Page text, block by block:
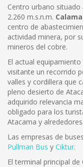
Centro urbano
2.260 m.s.n.m. Calama
centro de
actividad minera, por
mineros del cobre.
El actual
visitante un recorrido
valles y cordillera que
pleno desierto de
adquirido relevancia
obligado para los
Atacama y alrededores.
Las empresas de
Pullman Bus y Ciktur.
El terminal principal de